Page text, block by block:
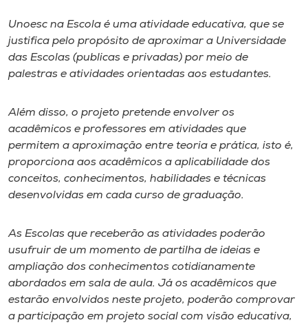
I.nova
Diplomados
Cultura
CPA
Biblioteca
Editora
Rádio
Museu
Unoesc na Escola é uma atividade educativa, que se
justifica pelo propósito de aproximar a Universidade
das Escolas (publicas e privadas) por meio de
palestras e atividades orientadas aos estudantes.
Além disso, o projeto pretende envolver os
acadêmicos e professores em atividades que
permitem a aproximação entre teoria e prática, isto é,
proporciona aos acadêmicos a aplicabilidade dos
conceitos, conhecimentos, habilidades e técnicas
desenvolvidas em cada curso de graduação.
As Escolas que receberão as atividades poderão
usufruir de um momento de partilha de ideias e
ampliação dos conhecimentos cotidianamente
abordados em sala de aula. Já os acadêmicos que
estarão envolvidos neste projeto, poderão comprovar
a participação em projeto social com visão educativa,